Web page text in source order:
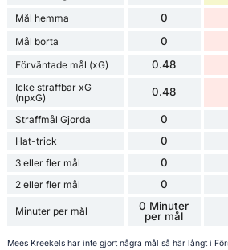
Mål hemma 0
Mål borta 0
Förväntade mål (xG) 0.48
Icke straffbar xG
(npxG)
0.48
Straffmål Gjorda 0
Hat-trick 0
3 eller fler mål 0
2 eller fler mål 0
Minuter per mål
0 Minuter
per mål
Mees Kreekels har inte gjort några mål så här långt i